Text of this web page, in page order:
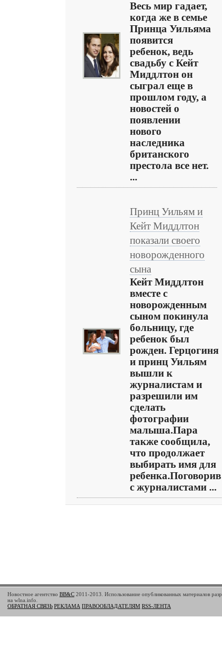
Весь мир гадает,
когда же в семье
Принца Уильяма
появится
ребенок, ведь
свадьбу с Кейт
Миддлтон он
сыграл еще в
прошлом году, а
новостей о
появлении
нового
наследника
британского
престола все нет.
...
Принц Уильям и
Кейт Миддлтон
показали своего
новорожденного
сына
Кейт Миддлтон
вместе с
новорожденным
сыном покинула
больницу, где
ребенок был
рожден. Герцогиня
и принц Уильям
вышли к
журналистам и
разрешили им
сделать
фотографии
малыша.Пара
также сообщила,
что продолжает
выбирать имя для
ребенка.Поговорив
с журналистами ...
Новостное агентство BB&C 2011-2013. Использование опубликованных материалов
на wlna.info.
ОБРАТНАЯ СВЯЗЬ РЕКЛАМА ПРАВООБЛАДАТЕЛЯМ RSS-ЛЕНТА